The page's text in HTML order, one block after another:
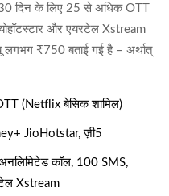
दिन के लिए 25 से अधिक OTT
और एयरटेल Xstream
₹750 बताई गई है – अर्थात्
(Netflix बेसिक शामिल)
JioHotstar, ज़ी5
कॉल, 100 SMS,
Xstream